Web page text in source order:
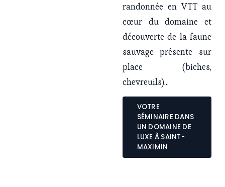
randonnée en VTT au
cœur du domaine et
découverte de la faune
sauvage présente sur
place (biches,
chevreuils)...
VOTRE
SÉMINAIRE DANS
UN DOMAINE DE
LUXE À SAINT-
MAXIMIN